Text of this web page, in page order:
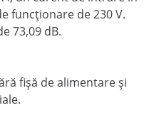
funcționare de 230 V.
73,09 dB.
fișă de alimentare și